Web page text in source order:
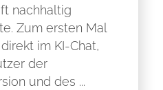
nachhaltig
Zum ersten Mal
im KI-Chat,
der
und des ...